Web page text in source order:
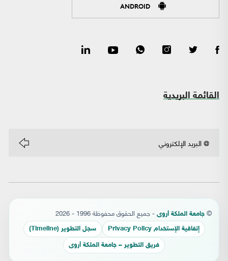
ANDROID
القائمة البريدية
© جامعة الملكة أروى - جميع الحقوق محفوظة 1996 - 2026
إتفاقية الإستخدام Privacy Policy سجل التطوير (Timeline)
فريق التطوير – جامعة الملكة أروى